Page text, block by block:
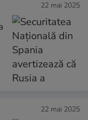
22 mai 2025
22 mai 2025